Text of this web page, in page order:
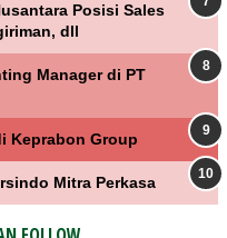
Posisi Sales
dll
Manager di PT
Keprabon Group
Mitra Perkasa